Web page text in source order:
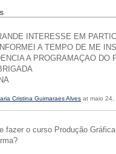
INTERESSE EM
A TEMPO DE ME
A PROGRAMAÇAO DO
Cristina Guimaraes Alves at maio 24,
fazer o curso Produção